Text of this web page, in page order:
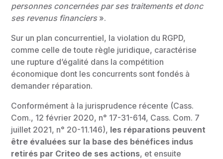
personnes concernées par ses traitements et donc
ses revenus financiers».
Sur un plan concurrentiel, la violation du RGPD,
comme celle de toute règle juridique, caractérise
une rupture d’égalité dans la compétition
économique dont les concurrents sont fondés à
demander réparation.
Conformément à la jurisprudence récente (Cass.
Com., 12 février 2020, n° 17-31-614, Cass. Com. 7
juillet 2021, n° 20-11.146), les réparations peuvent
être évaluées sur la base des bénéfices indus
retirés par Criteo de ses actions, et ensuite